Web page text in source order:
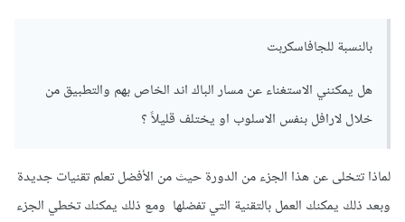
بالنسبة للجافاسكربت
هل يمكنني الاستغناء عن مسار الباك اند الخاص بهم والتطبيق من
خلال لارافل بنفس الاسلوب او يختلف قليلاً ؟
لماذا تتخلى عن هذا الجزء من الدورة حيث من الأفضل تعلم تقنيات جديدة
وبعد ذلك يمكنك العمل بالتقنية التي تفضلها ومع ذلك يمكنك تخطي الجزء